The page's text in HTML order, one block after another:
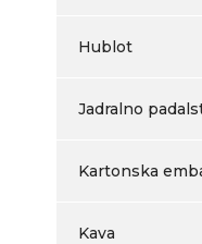
Hublot
Jadralno
Kartonska
Kava